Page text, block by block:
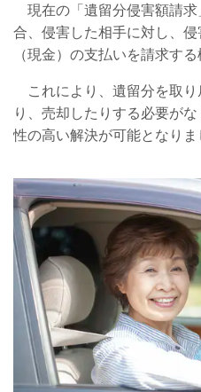
現在の「遺留分侵害額請求
合、侵害した相手に対し、
（現金）の支払いを請求す
これにより、遺留分を取り
り、売却したりする必要が
性の高い解決が可能となりま